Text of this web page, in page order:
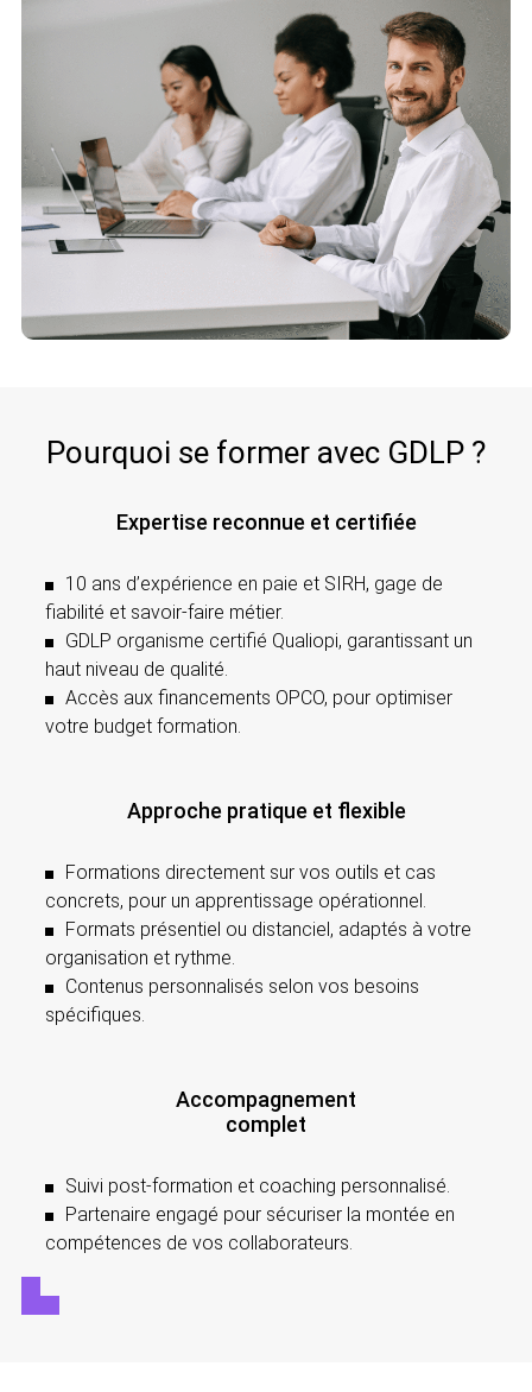
Pourquoi se former avec GDLP ?
Expertise reconnue et certifiée
10 ans d’expérience en paie et SIRH, gage de
fiabilité et savoir-faire métier.
GDLP organisme certifié Qualiopi, garantissant un
haut niveau de qualité.
Accès aux financements OPCO, pour optimiser
votre budget formation.
Approche pratique et flexible
Formations directement sur vos outils et cas
concrets, pour un apprentissage opérationnel.
Formats présentiel ou distanciel, adaptés à votre
organisation et rythme.
Contenus personnalisés selon vos besoins
spécifiques.
Accompagnement
complet
Suivi post-formation et coaching personnalisé.
Partenaire engagé pour sécuriser la montée en
compétences de vos collaborateurs.